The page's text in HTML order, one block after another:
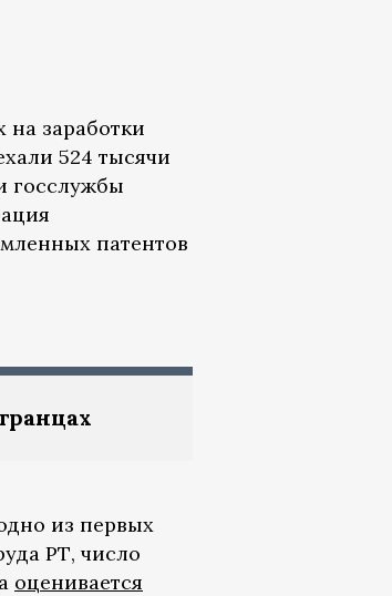
заработки
524 тысячи
госслужбы
патентов
из первых
РТ, число
оценивается